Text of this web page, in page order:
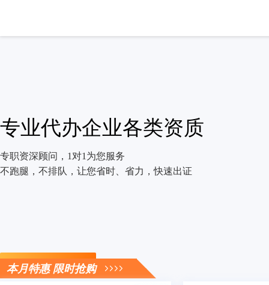
专业代办企业各类资质
专职资深顾问，1对1为您服务
不跑腿，不排队，让您省时、省力，快速出证
立即咨询
本月特惠 限时抢购